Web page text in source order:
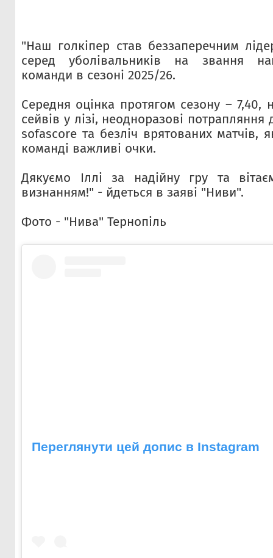
"Наш голкіпер став беззаперечним
серед уболівальників на звання
команди в сезоні 2025/26.
Середня оцінка протягом сезону – 7,40,
сейвів у лізі, неодноразові потрапляння
sofascore та безліч врятованих матчів,
команді важливі очки.
Дякуємо Іллі за надійну гру та
визнанням!" - йдеться в заяві "Ниви".
Фото - "Нива" Тернопіль
Переглянути цей допис в Instagram